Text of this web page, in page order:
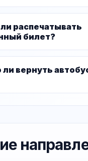
распечатывать
билет?
вернуть